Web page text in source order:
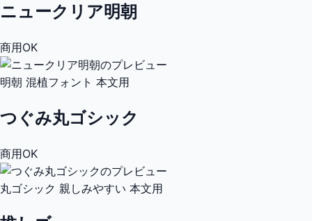
ニュークリア明朝
商用OK
明朝 混植フォント 本文用
つぐみ丸ゴシック
商用OK
丸ゴシック 親しみやすい 本文用